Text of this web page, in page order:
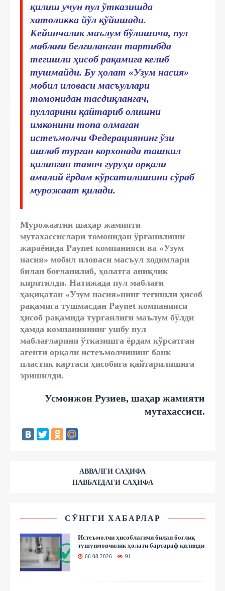
қилиш учун пул ўтказишда
хатоликка йўл қўйишади.
Кейинчалик маълум бўлишича, пул
маблағи белгиланган тартибда
тегишли ҳисоб рақамига келиб
тушмайди. Бу ҳолат «Узум насия»
мобил иловаси масъуллари
томонидан тасдиқлангач,
пулларини қайтариб олишни
имконини топа олмаган
истеъмолчи Федерациянинг ўзи
ишлаб турган корхонада ташкил
қилинган таянч гуруҳи орқали
амалий ёрдам кўрсатилишини сўраб
мурожаат қилади.
Мурожаатни шаҳар жамияти
мутахассислари томонидан ўрганилиши
жараёнида Paynet компанияси ва «Узум
насия» мобил иловаси масъул ходимлари
билан боғланилиб, ҳолатга аниқлик
киритилди. Натижада пул маблағи
ҳақиқатан «Узум насия»нинг тегишли ҳисоб
рақамига тушмасдан Paynet компанияси
ҳисоб рақамида турганлиги маълум бўлди
ҳамда компаниянинг ушбу пул
маблағларини ўтказишга ёрдам кўрсатган
агенти орқали истеъмолчининг банк
пластик картаси ҳисобига қайтарилишига
эришилди.
Усмонжон Рузиев, шаҳар жамияти
мутахассиси.
АВВАЛГИ САҲИФА
НАВБАТДАГИ САҲИФА
СЎНГГИ ХАБАРЛАР
Истеъмолчи ҳисоблагичи билан боғлиқ
тушунмовчилик ҳолати бартараф қилинди
06.08.2026 91